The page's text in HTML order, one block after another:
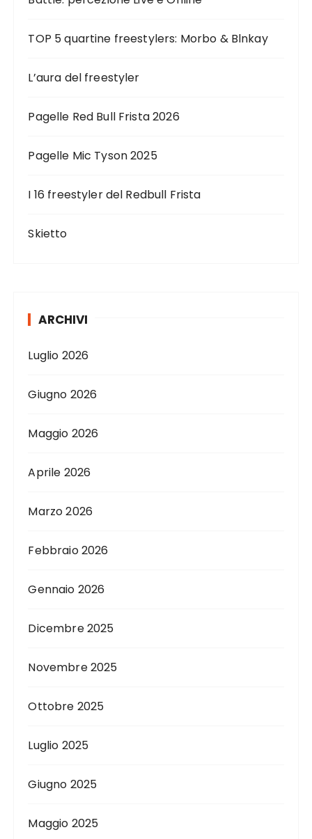
TOP 5 quartine freestylers: Morbo & Blnkay
L’aura del freestyler
Pagelle Red Bull Frista 2026
Pagelle Mic Tyson 2025
I 16 freestyler del Redbull Frista
Skietto
ARCHIVI
Luglio 2026
Giugno 2026
Maggio 2026
Aprile 2026
Marzo 2026
Febbraio 2026
Gennaio 2026
Dicembre 2025
Novembre 2025
Ottobre 2025
Luglio 2025
Giugno 2025
Maggio 2025